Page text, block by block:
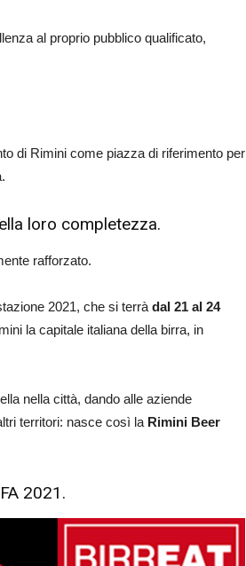
al proprio pubblico qualificato,
di Rimini come piazza di riferimento per
loro completezza.
rafforzato.
2021, che si terrà dal 21 al 24
la capitale italiana della birra, in
nella città, dando alle aziende
territori: nasce così la Rimini Beer
2021.